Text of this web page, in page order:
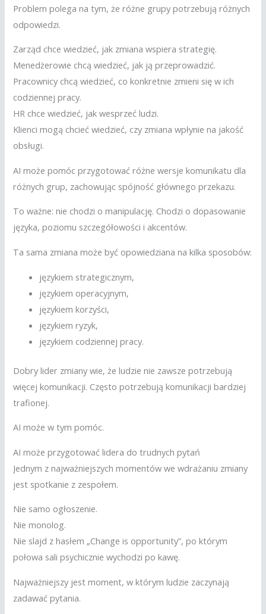
Problem polega na tym, że różne grupy potrzebują różnych
odpowiedzi.
Zarząd chce wiedzieć, jak zmiana wspiera strategię.
Menedżerowie chcą wiedzieć, jak ją przeprowadzić.
Pracownicy chcą wiedzieć, co konkretnie zmieni się w ich
codziennej pracy.
HR chce wiedzieć, jak wesprzeć ludzi.
Klienci mogą chcieć wiedzieć, czy zmiana wpłynie na jakość
obsługi.
AI może pomóc przygotować różne wersje komunikatu dla
różnych grup, zachowując spójność głównego przekazu.
To ważne: nie chodzi o manipulację. Chodzi o dopasowanie
języka, poziomu szczegółowości i akcentów.
Ta sama zmiana może być opowiedziana na kilka sposobów:
językiem strategicznym,
językiem operacyjnym,
językiem korzyści,
językiem ryzyk,
językiem codziennej pracy.
Dobry lider zmiany wie, że ludzie nie zawsze potrzebują
więcej komunikacji. Często potrzebują komunikacji bardziej
trafionej.
AI może w tym pomóc.
AI może przygotować lidera do trudnych pytań
Jednym z najważniejszych momentów we wdrażaniu zmiany
jest spotkanie z zespołem.
Nie samo ogłoszenie.
Nie monolog.
Nie slajd z hasłem „Change is opportunity”, po którym
połowa sali psychicznie wychodzi po kawę.
Najważniejszy jest moment, w którym ludzie zaczynają
zadawać pytania.